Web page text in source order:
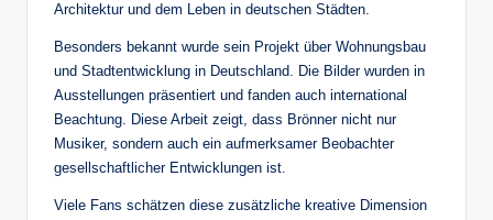
Architektur und dem Leben in deutschen Städten.
Besonders bekannt wurde sein Projekt über Wohnungsbau
und Stadtentwicklung in Deutschland. Die Bilder wurden in
Ausstellungen präsentiert und fanden auch international
Beachtung. Diese Arbeit zeigt, dass Brönner nicht nur
Musiker, sondern auch ein aufmerksamer Beobachter
gesellschaftlicher Entwicklungen ist.
Viele Fans schätzen diese zusätzliche kreative Dimension